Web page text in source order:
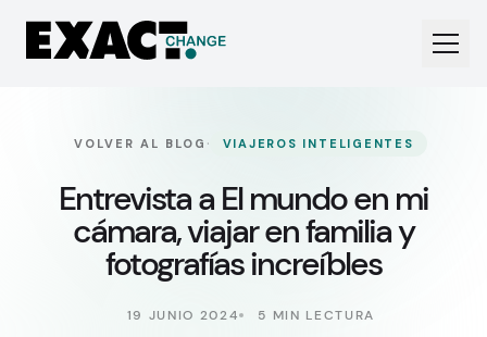
VOLVER AL BLOG · VIAJEROS INTELIGENTES
Entrevista a El mundo en mi
cámara, viajar en familia y
fotografías increíbles
19 JUNIO 2024 5 MIN LECTURA